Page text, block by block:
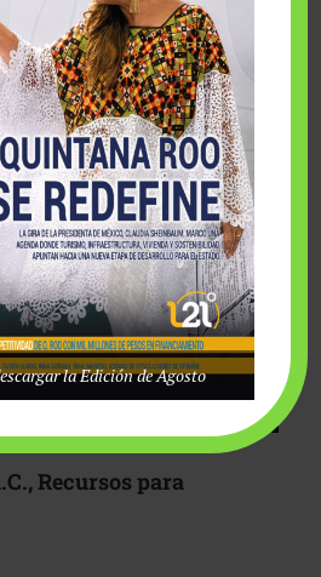
A-Wish México unieron
el deseo de una …
Recursos para
la Edición de Agosto